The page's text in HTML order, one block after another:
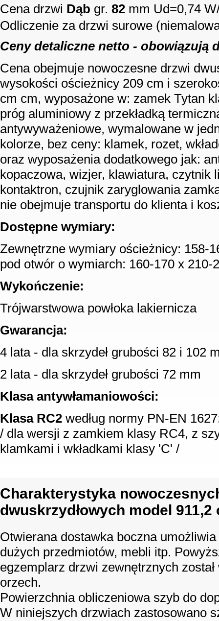
Cena drzwi Dąb gr. 82 mm Ud=0,74
Odliczenie za drzwi surowe
Ceny detaliczne netto - obowiązują
Cena obejmuje nowoczesne drzwi
wysokości ościeżnicy 209 cm i
cm cm, wyposażone w: zamek Tytan
próg aluminiowy z przekładką
antywyważeniowe, wymalowane w
kolorze, bez ceny: klamek, rozet,
oraz wyposażenia dodatkowego jak:
kopaczowa, wizjer, klawiatura, czytnik
kontaktron, czujnik zaryglowania
nie obejmuje transportu do klienta i
Dostępne wymiary:
Zewnętrzne wymiary ościeżnicy: 158-
pod otwór o wymiarch: 160-170 x 210-
Wykończenie:
Trójwarstwowa powłoka lakiernicza
Gwarancja:
4 lata - dla skrzydeł grubości 82 i 102
2 lata - dla skrzydeł grubości 72 mm
Klasa antywłamaniowości:
Klasa RC2 według normy PN-EN
/ dla wersji z zamkiem klasy RC4, z
klamkami i wkładkami klasy 'C' /
Charakterystyka
dwuskrzydłowych model 911,2
Otwierana dostawka boczna
dużych przedmiotów, mebli itp.
egzemplarz drzwi zewnętrznych
orzech.
Powierzchnia obliczeniowa szyb do
W niniejszych drzwiach zastosowano